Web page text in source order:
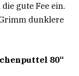
gute Fee ein.
dunklere
80“